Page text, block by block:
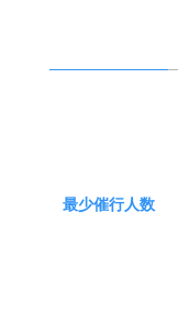
最少催行人数